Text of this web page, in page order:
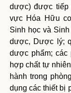
dược) được tiếp
vực Hóa Hữu
Sinh học và
dược, Dược lý;
dược phẩm; các
hợp chất tự
hành trong
dụng các thiết bị